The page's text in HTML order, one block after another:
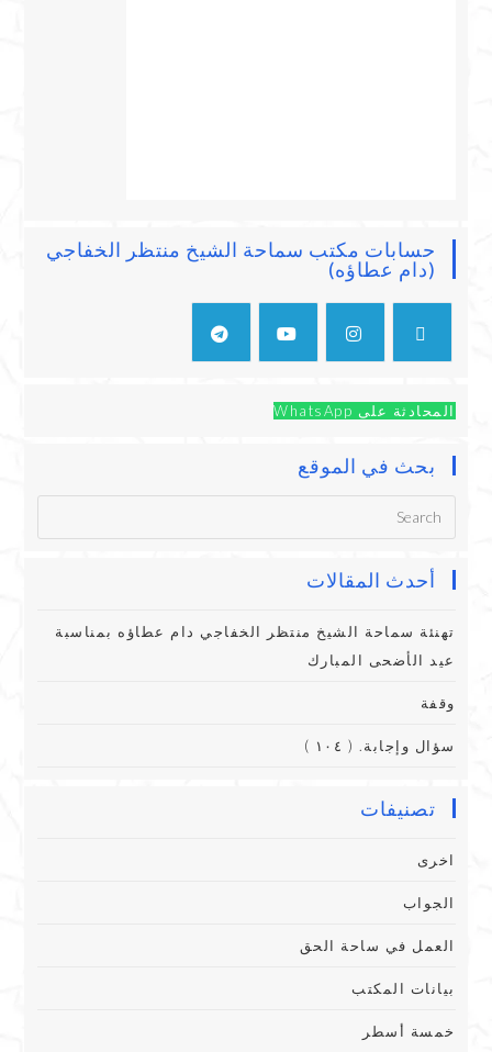
حسابات مكتب سماحة الشيخ منتظر الخفاجي
(دام عطاؤه)
المحادثة على WhatsApp
بحث في الموقع
أحدث المقالات
تهنئة سماحة الشيخ منتظر الخفاجي دام عطاؤه بمناسبة
عيد الأضحى المبارك
وقفة
سؤال وإجابة. ( ١٠٤ )
تصنيفات
اخرى
الجواب
العمل في ساحة الحق
بيانات المكتب
خمسة أسطر